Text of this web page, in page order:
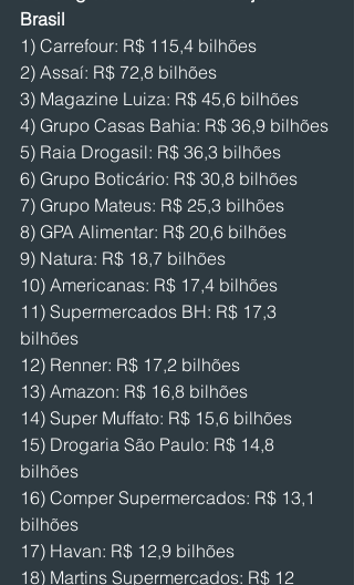
Brasil
1) Carrefour: R$ 115,4 bilhões
2) Assaí: R$ 72,8 bilhões
3) Magazine Luiza: R$ 45,6 bilhões
4) Grupo Casas Bahia: R$ 36,9 bilhões
5) Raia Drogasil: R$ 36,3 bilhões
6) Grupo Boticário: R$ 30,8 bilhões
7) Grupo Mateus: R$ 25,3 bilhões
8) GPA Alimentar: R$ 20,6 bilhões
9) Natura: R$ 18,7 bilhões
10) Americanas: R$ 17,4 bilhões
11) Supermercados BH: R$ 17,3
bilhões
12) Renner: R$ 17,2 bilhões
13) Amazon: R$ 16,8 bilhões
14) Super Muffato: R$ 15,6 bilhões
15) Drogaria São Paulo: R$ 14,8
bilhões
16) Comper Supermercados: R$ 13,1
bilhões
17) Havan: R$ 12,9 bilhões
18) Martins Supermercados: R$ 12